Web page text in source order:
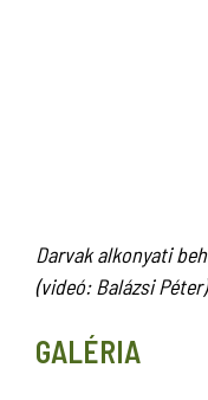
Darvak alkonyati
(videó: Balázsi Péter)
GALÉRIA